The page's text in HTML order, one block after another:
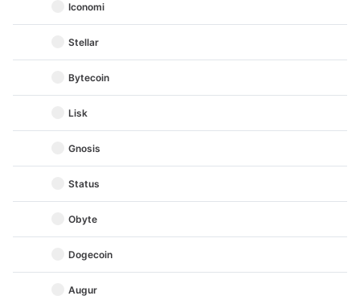
Iconomi
Stellar
Bytecoin
Lisk
Gnosis
Status
Obyte
Dogecoin
Augur